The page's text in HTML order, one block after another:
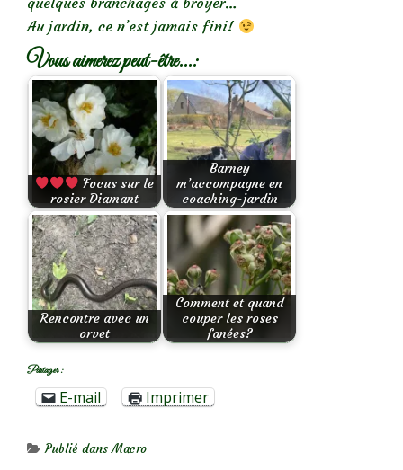
Au jardin, ce n’est jamais fini!
Vous aimerez peut-être...:
Focus sur le
rosier Diamant
Barney
m’accompagne en
coaching-jardin
Rencontre avec un
orvet
Comment et quand
couper les roses
fanées?
Partager :
E-mail Imprimer
Publié dansMacro